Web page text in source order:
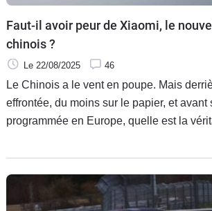
Faut-il avoir peur de Xiaomi, le
chinois ?
Le 22/08/2025 46
Le Chinois a le vent en poupe. Mais
effrontée, du moins sur le papier, et avant
programmée en Europe, quelle est la
réussite ?